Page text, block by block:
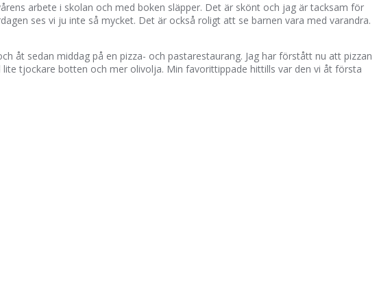
arbete i skolan och med boken släpper. Det är skönt och jag är tacksam för
ses vi ju inte så mycket. Det är också roligt att se barnen vara med varandra.
åt sedan middag på en pizza- och pastarestaurang. Jag har förstått nu att pizzan
tjockare botten och mer olivolja. Min favorittippade hittills var den vi åt första